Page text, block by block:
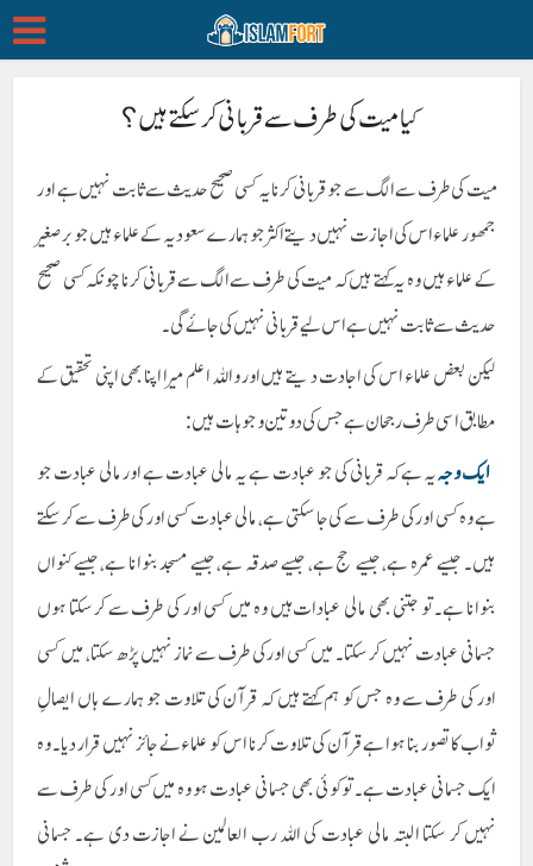
کیا میت کی طرف سے قربانی کرسکتے ہیں؟
میت کی طرف سے الگ سے جو قربانی کرنا یہ کسی صحیح حدیث سے ثابت نہیں ہے اور
جمھور علماء اس کی اجازت نہیں دیتے اکثر جو ہمارے سعودیہ کے علماء ہیں جو برصغیر
کے علماء ہیں وہ یہ کہتے ہیں کہ میت کی طرف سے الگ سے قربانی کرنا چونکہ کسی صحیح
حدیث سے ثابت نہیں ہے اس لیے قربانی نہیں کی جائے گی۔
لیکن بعض علماء اس کی اجادت دیتے ہیں اور واللہ اعلم میرا اپنا بھی اپنی تحقیق کے
مطابق اسی طرف رجحان ہے جس کی دو تین وجوہات ہیں:
ایک وجہیہ ہے کہ قربانی کی جو عبادت ہے یہ مالی عبادت ہے اور مالی عبادت جو
ہے وہ کسی اور کی طرف سے کی جا سکتی ہے، مالی عبادت کسی اور کی طرف سے کر سکتے
ہیں۔ جیسے عمرہ ہے، جیسے حج ہے، جیسے صدقہ ہے، جیسے مسجد بنوانا ہے، جیسے کنواں
بنوانا ہے۔ تو جتنی بھی مالی عبادات ہیں وہ میں کسی اور کی طرف سے کر سکتا ہوں
جسمانی عبادت نہیں کر سکتا۔ میں کسی اور کی طرف سے نماز نہیں پڑھ سکتا، میں کسی
اور کی طرف سے وہ جس کو ہم کہتے ہیں کہ قرآن کی تلاوت جو ہمارے ہاں ایصالِ
ثواب کا تصور بنا ہوا ہے قرآن کی تلاوت کرنا اس کو علماء نے جائز نہیں قرار دیا۔ وہ
ایک جسمانی عبادت ہے۔ تو کوئی بھی جسمانی عبادت ہو وہ میں کسی اور کی طرف سے
نہیں کر سکتا البتہ مالی عبادت کی اللہ رب العالمین نے اجازت دی ہے۔ جسمانی